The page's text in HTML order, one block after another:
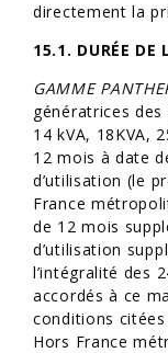
directement la
15.1. DURÉE DE
GAMME
génératrices des
14 kVA, 18KVA,
12 mois à date
d’utilisation (le
France
de 12 mois
d’utilisation
l’intégralité des
accordés à ce
conditions
Hors France